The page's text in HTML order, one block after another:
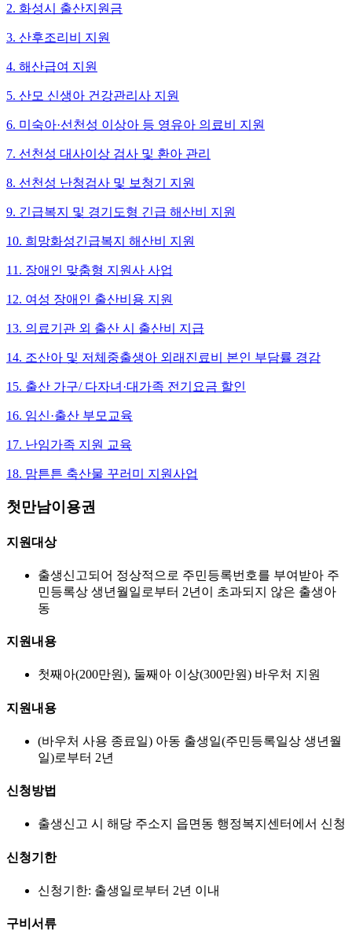
2. 화성시 출산지원금
3. 산후조리비 지원
4. 해산급여 지원
5. 산모 신생아 건강관리사 지원
6. 미숙아·선천성 이상아 등 영유아 의료비 지원
7. 선천성 대사이상 검사 및 환아 관리
8. 선천성 난청검사 및 보청기 지원
9. 긴급복지 및 경기도형 긴급 해산비 지원
10. 희망화성긴급복지 해산비 지원
11. 장애인 맞춤형 지원사 사업
12. 여성 장애인 출산비용 지원
13. 의료기관 외 출산 시 출산비 지급
14. 조산아 및 저체중출생아 외래진료비 본인 부담률 경감
15. 출산 가구/ 다자녀·대가족 전기요금 할인
16. 임신·출산 부모교육
17. 난임가족 지원 교육
18. 맘튼튼 축산물 꾸러미 지원사업
첫만남이용권
지원대상
출생신고되어 정상적으로 주민등록번호를 부여받아 주
민등록상 생년월일로부터 2년이 초과되지 않은 출생아
동
지원내용
첫째아(200만원), 둘째아 이상(300만원) 바우처 지원
지원내용
(바우처 사용 종료일) 아동 출생일(주민등록일상 생년월
일)로부터 2년
신청방법
출생신고 시 해당 주소지 읍면동 행정복지센터에서 신청
신청기한
신청기한: 출생일로부터 2년 이내
구비서류